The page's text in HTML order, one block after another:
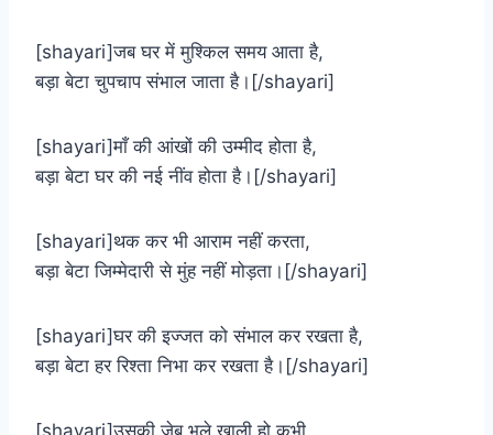
[shayari]जब घर में मुश्किल समय आता है,
बड़ा बेटा चुपचाप संभाल जाता है।[/shayari]
[shayari]माँ की आंखों की उम्मीद होता है,
बड़ा बेटा घर की नई नींव होता है।[/shayari]
[shayari]थक कर भी आराम नहीं करता,
बड़ा बेटा जिम्मेदारी से मुंह नहीं मोड़ता।[/shayari]
[shayari]घर की इज्जत को संभाल कर रखता है,
बड़ा बेटा हर रिश्ता निभा कर रखता है।[/shayari]